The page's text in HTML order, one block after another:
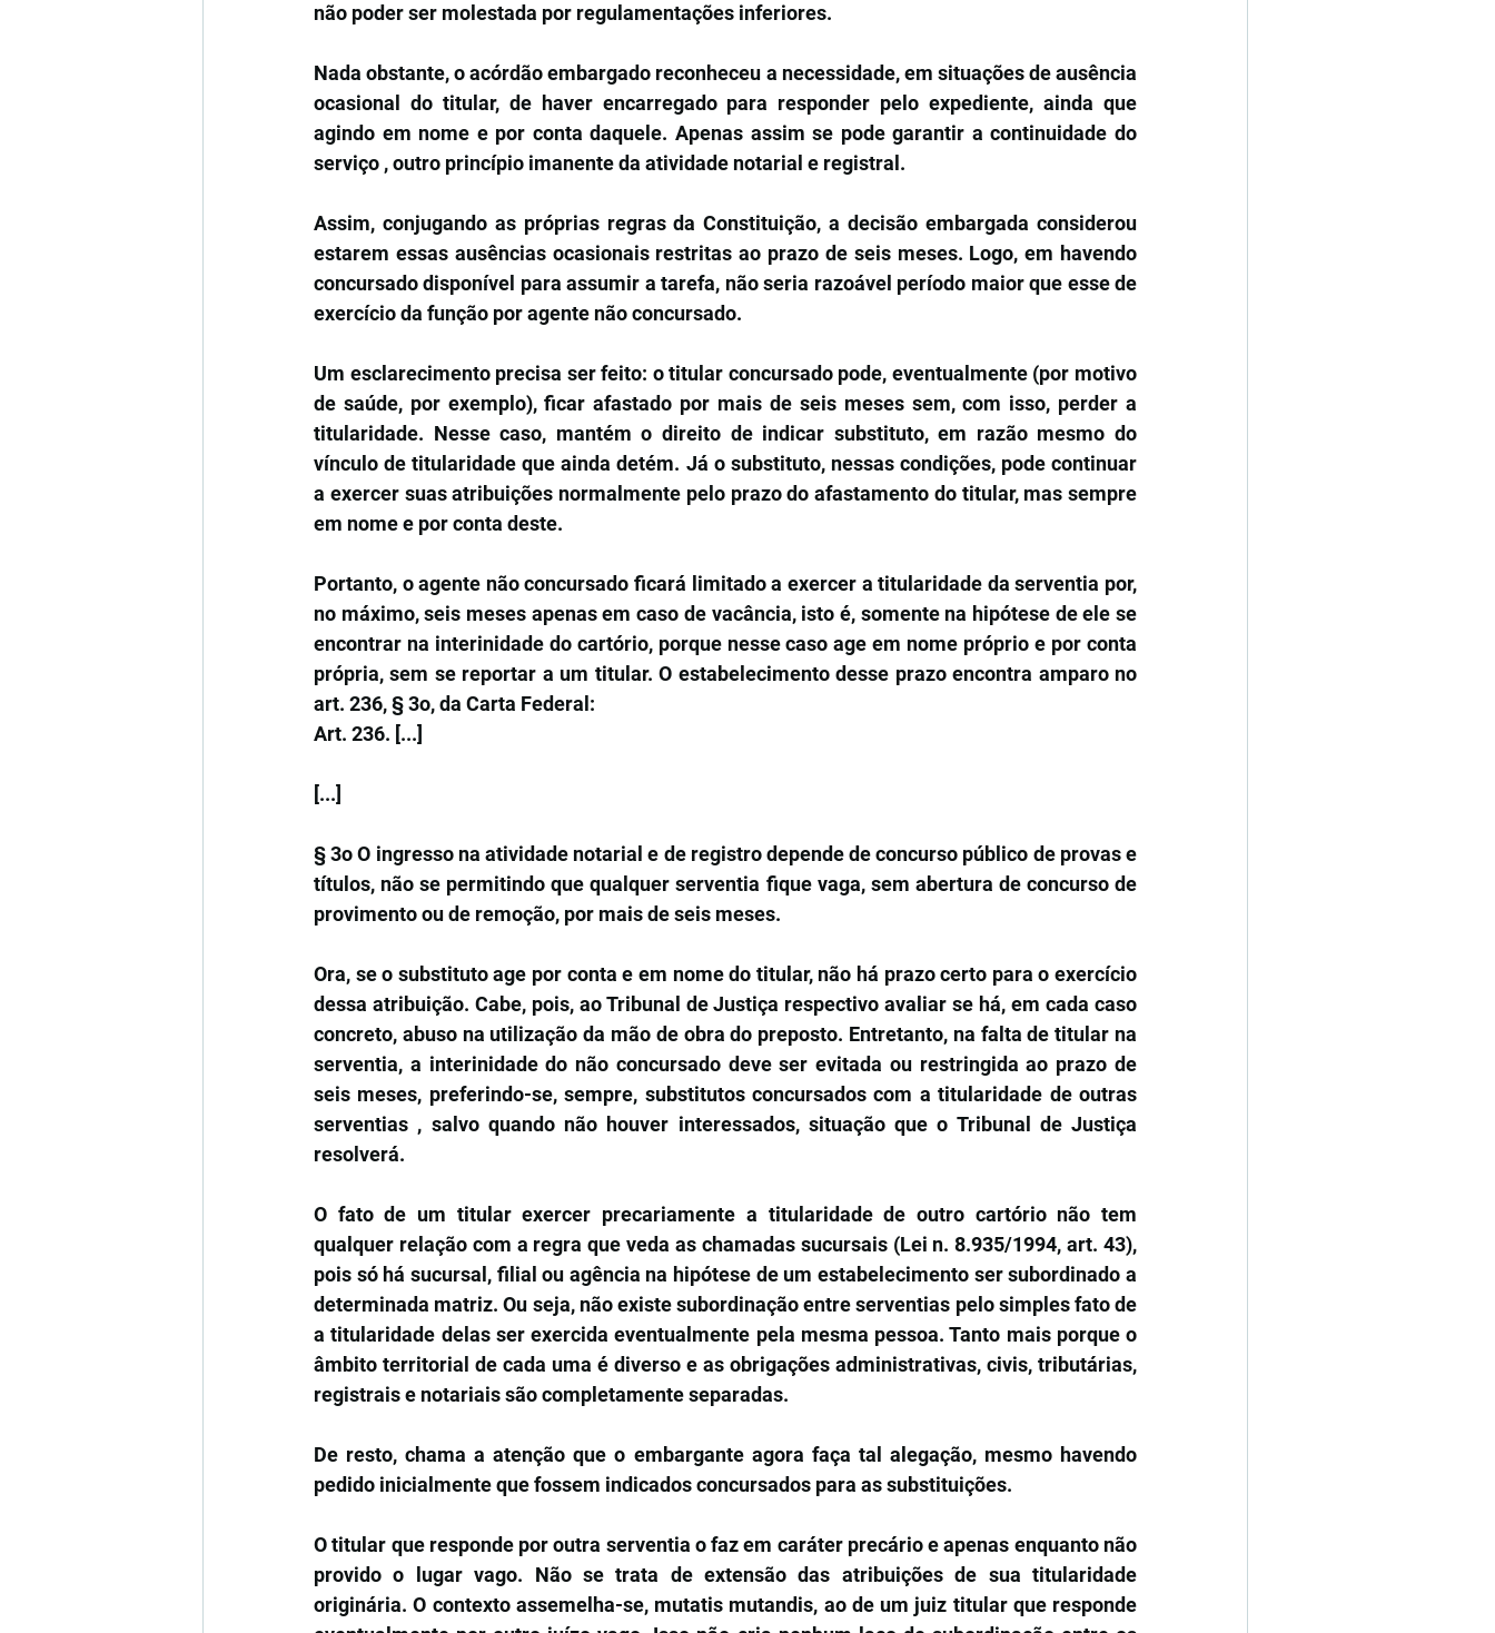
não poder ser molestada por regulamentações inferiores.
Nada obstante, o acórdão embargado reconheceu a necessidade, em situações de ausência
ocasional do titular, de haver encarregado para responder pelo expediente, ainda que
agindo em nome e por conta daquele. Apenas assim se pode garantir a continuidade do
serviço , outro princípio imanente da atividade notarial e registral.
Assim, conjugando as próprias regras da Constituição, a decisão embargada considerou
estarem essas ausências ocasionais restritas ao prazo de seis meses. Logo, em havendo
concursado disponível para assumir a tarefa, não seria razoável período maior que esse de
exercício da função por agente não concursado.
Um esclarecimento precisa ser feito: o titular concursado pode, eventualmente (por motivo
de saúde, por exemplo), ficar afastado por mais de seis meses sem, com isso, perder a
titularidade. Nesse caso, mantém o direito de indicar substituto, em razão mesmo do
vínculo de titularidade que ainda detém. Já o substituto, nessas condições, pode continuar
a exercer suas atribuições normalmente pelo prazo do afastamento do titular, mas sempre
em nome e por conta deste.
Portanto, o agente não concursado ficará limitado a exercer a titularidade da serventia por,
no máximo, seis meses apenas em caso de vacância, isto é, somente na hipótese de ele se
encontrar na interinidade do cartório, porque nesse caso age em nome próprio e por conta
própria, sem se reportar a um titular. O estabelecimento desse prazo encontra amparo no
art. 236, § 3o, da Carta Federal:
Art. 236. [...]
[...]
§ 3o O ingresso na atividade notarial e de registro depende de concurso público de provas e
títulos, não se permitindo que qualquer serventia fique vaga, sem abertura de concurso de
provimento ou de remoção, por mais de seis meses.
Ora, se o substituto age por conta e em nome do titular, não há prazo certo para o exercício
dessa atribuição. Cabe, pois, ao Tribunal de Justiça respectivo avaliar se há, em cada caso
concreto, abuso na utilização da mão de obra do preposto. Entretanto, na falta de titular na
serventia, a interinidade do não concursado deve ser evitada ou restringida ao prazo de
seis meses, preferindo-se, sempre, substitutos concursados com a titularidade de outras
serventias , salvo quando não houver interessados, situação que o Tribunal de Justiça
resolverá.
O fato de um titular exercer precariamente a titularidade de outro cartório não tem
qualquer relação com a regra que veda as chamadas sucursais (Lei n. 8.935/1994, art. 43),
pois só há sucursal, filial ou agência na hipótese de um estabelecimento ser subordinado a
determinada matriz. Ou seja, não existe subordinação entre serventias pelo simples fato de
a titularidade delas ser exercida eventualmente pela mesma pessoa. Tanto mais porque o
âmbito territorial de cada uma é diverso e as obrigações administrativas, civis, tributárias,
registrais e notariais são completamente separadas.
De resto, chama a atenção que o embargante agora faça tal alegação, mesmo havendo
pedido inicialmente que fossem indicados concursados para as substituições.
O titular que responde por outra serventia o faz em caráter precário e apenas enquanto não
provido o lugar vago. Não se trata de extensão das atribuições de sua titularidade
originária. O contexto assemelha-se, mutatis mutandis, ao de um juiz titular que responde